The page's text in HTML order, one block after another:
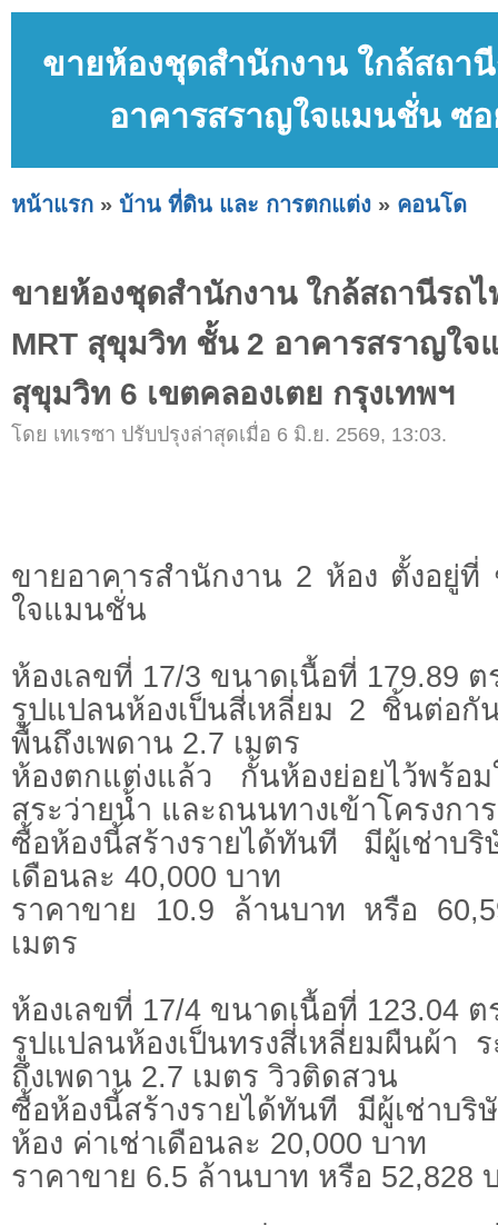
ขายห้องชุดสำนักงาน ใกล้สถา
อาคารสราญใจแมนชั่น ซอ
หน้าแรก » บ้าน ที่ดิน และ การตกแต่ง » คอนโด
ขายห้องชุดสำนักงาน ใกล้สถานีรถ
MRT สุขุมวิท ชั้น 2 อาคารสราญใ
สุขุมวิท 6 เขตคลองเตย กรุงเทพฯ
โดย เทเรซา ปรับปรุงล่าสุดเมื่อ 6 มิ.ย. 2569, 13:03.
ขายอาคารสำนักงาน 2 ห้อง ตั้งอยู่
ใจแมนชั่น
ห้องเลขที่ 17/3 ขนาดเนื้อที่ 179.89 ต
รูปแปลนห้องเป็นสี่เหลี่ยม 2 ชิ้นต่อกั
พื้นถึงเพดาน 2.7 เมตร
ห้องตกแต่งแล้ว กั้นห้องย่อยไว้พร้อ
สระว่ายน้ำ และถนนทางเข้าโครงการ
ซื้อห้องนี้สร้างรายได้ทันที มีผู้เช่าบ
เดือนละ 40,000 บาท
ราคาขาย 10.9 ล้านบาท หรือ
เมตร
ห้องเลขที่ 17/4 ขนาดเนื้อที่ 123.04 ต
รูปแปลนห้องเป็นทรงสี่เหลี่ยมผืนผ้า
ถึงเพดาน 2.7 เมตร วิวติดสวน
ซื้อห้องนี้สร้างรายได้ทันที มีผู้เช่าบริ
ห้อง ค่าเช่าเดือนละ 20,000 บาท
ราคาขาย 6.5 ล้านบาท หรือ 52,828